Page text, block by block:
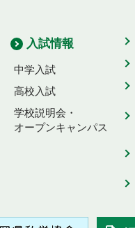
入試情報
中学入試
高校入試
学校説明会・
オープンキャンパス